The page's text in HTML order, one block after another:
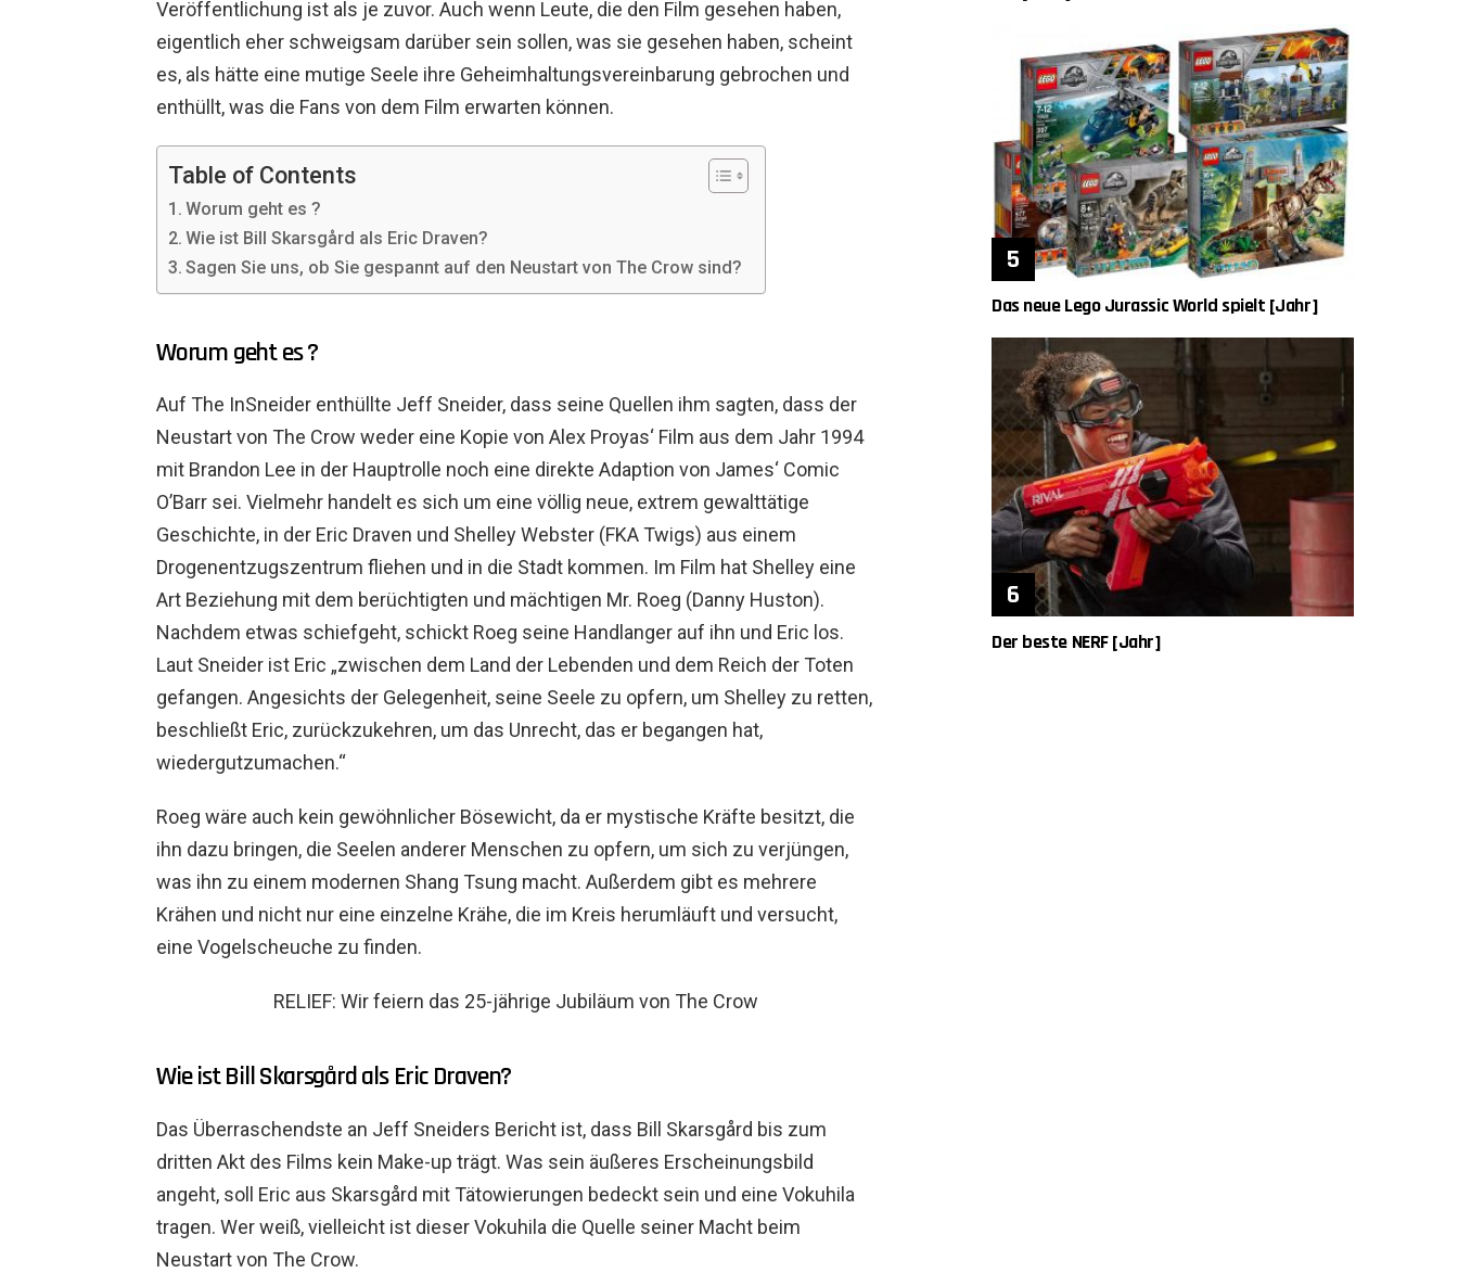
Veröffentlichung ist als je zuvor. Auch wenn Leute, die den Film gesehen haben,
eigentlich eher schweigsam darüber sein sollen, was sie gesehen haben, scheint
es, als hätte eine mutige Seele ihre Geheimhaltungsvereinbarung gebrochen und
enthüllt, was die Fans von dem Film erwarten können.
Table of Contents
Worum geht es ?
Wie ist Bill Skarsgård als Eric Draven?
Sagen Sie uns, ob Sie gespannt auf den Neustart von The Crow sind?
Worum geht es ?
Auf The InSneider enthüllte Jeff Sneider, dass seine Quellen ihm sagten, dass der
Neustart von The Crow weder eine Kopie von Alex Proyas‘ Film aus dem Jahr 1994
mit Brandon Lee in der Hauptrolle noch eine direkte Adaption von James‘ Comic
O’Barr sei. Vielmehr handelt es sich um eine völlig neue, extrem gewalttätige
Geschichte, in der Eric Draven und Shelley Webster (FKA Twigs) aus einem
Drogenentzugszentrum fliehen und in die Stadt kommen. Im Film hat Shelley eine
Art Beziehung mit dem berüchtigten und mächtigen Mr. Roeg (Danny Huston).
Nachdem etwas schiefgeht, schickt Roeg seine Handlanger auf ihn und Eric los.
Laut Sneider ist Eric „zwischen dem Land der Lebenden und dem Reich der Toten
gefangen. Angesichts der Gelegenheit, seine Seele zu opfern, um Shelley zu retten,
beschließt Eric, zurückzukehren, um das Unrecht, das er begangen hat,
wiedergutzumachen.“
Roeg wäre auch kein gewöhnlicher Bösewicht, da er mystische Kräfte besitzt, die
ihn dazu bringen, die Seelen anderer Menschen zu opfern, um sich zu verjüngen,
was ihn zu einem modernen Shang Tsung macht. Außerdem gibt es mehrere
Krähen und nicht nur eine einzelne Krähe, die im Kreis herumläuft und versucht,
eine Vogelscheuche zu finden.
RELIEF: Wir feiern das 25-jährige Jubiläum von The Crow
Wie ist Bill Skarsgård als Eric Draven?
Das Überraschendste an Jeff Sneiders Bericht ist, dass Bill Skarsgård bis zum
dritten Akt des Films kein Make-up trägt. Was sein äußeres Erscheinungsbild
angeht, soll Eric aus Skarsgård mit Tätowierungen bedeckt sein und eine Vokuhila
tragen. Wer weiß, vielleicht ist dieser Vokuhila die Quelle seiner Macht beim
Neustart von The Crow.
Das neue Lego Jurassic World spielt [Jahr]
Der beste NERF [Jahr]